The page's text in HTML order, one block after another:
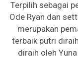
Terpilih sebagai
Ode Ryan dan
merupakan
terbaik putri
diraih oleh